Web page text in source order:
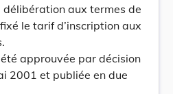
aux termes de
le tarif d’inscription aux
approuvée par décision
2001 et publiée en due